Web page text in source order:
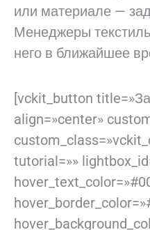
или материале —
Менеджеры
него в ближайшее
[vckit_button
align=»center»
tutorial=»»